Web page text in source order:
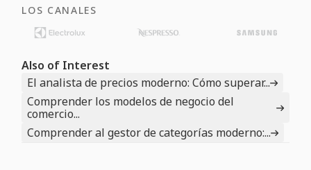
LOS CANALES
Also of Interest
El analista de precios moderno: Cómo superar...
Comprender los modelos de negocio del
comercio...
Comprender al gestor de categorías moderno:...